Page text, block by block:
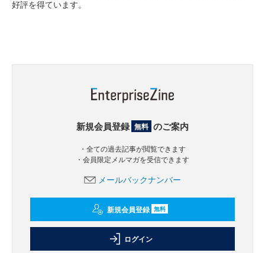
好評を得ています。
新規会員登録 無料 のご案内
・全ての過去記事が閲覧できます
・会員限定メルマガを受信できます
メールバックナンバー
新規会員登録 無料
ログイン